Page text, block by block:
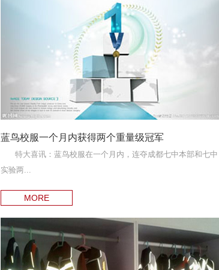
蓝鸟校服一个月内获得两个重量级冠军
特大喜讯：蓝鸟校服在一个月内，连夺成都七中本部和七中
实验两...
MORE